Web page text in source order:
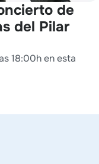
de
del Pilar
18:00h en esta